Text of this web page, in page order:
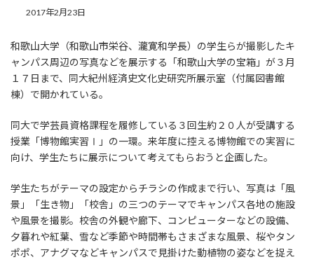
2017年2月23日
和歌山大学（和歌山市栄谷、瀧寛和学長）の学生らが撮影したキ
ャンパス周辺の写真などを展示する「和歌山大学の宝箱」が３月
１７日まで、同大紀州経済史文化史研究所展示室（付属図書館
棟）で開かれている。
同大で学芸員資格課程を履修している３回生約２０人が受講する
授業「博物館実習Ⅰ」の一環。来年度に控える博物館での実習に
向け、学生たちに展示について考えてもらおうと企画した。
学生たちがテーマの設定からチラシの作成まで行い、写真は「風
景」「生き物」「校舎」の三つのテーマでキャンパス各地の施設
や風景を撮影。校舎の外観や廊下、コンピューターなどの設備、
夕暮れや紅葉、雪など季節や時間帯もさまざまな風景、桜やタン
ポポ、アナグマなどキャンパスで見掛けた動植物の姿などを捉え